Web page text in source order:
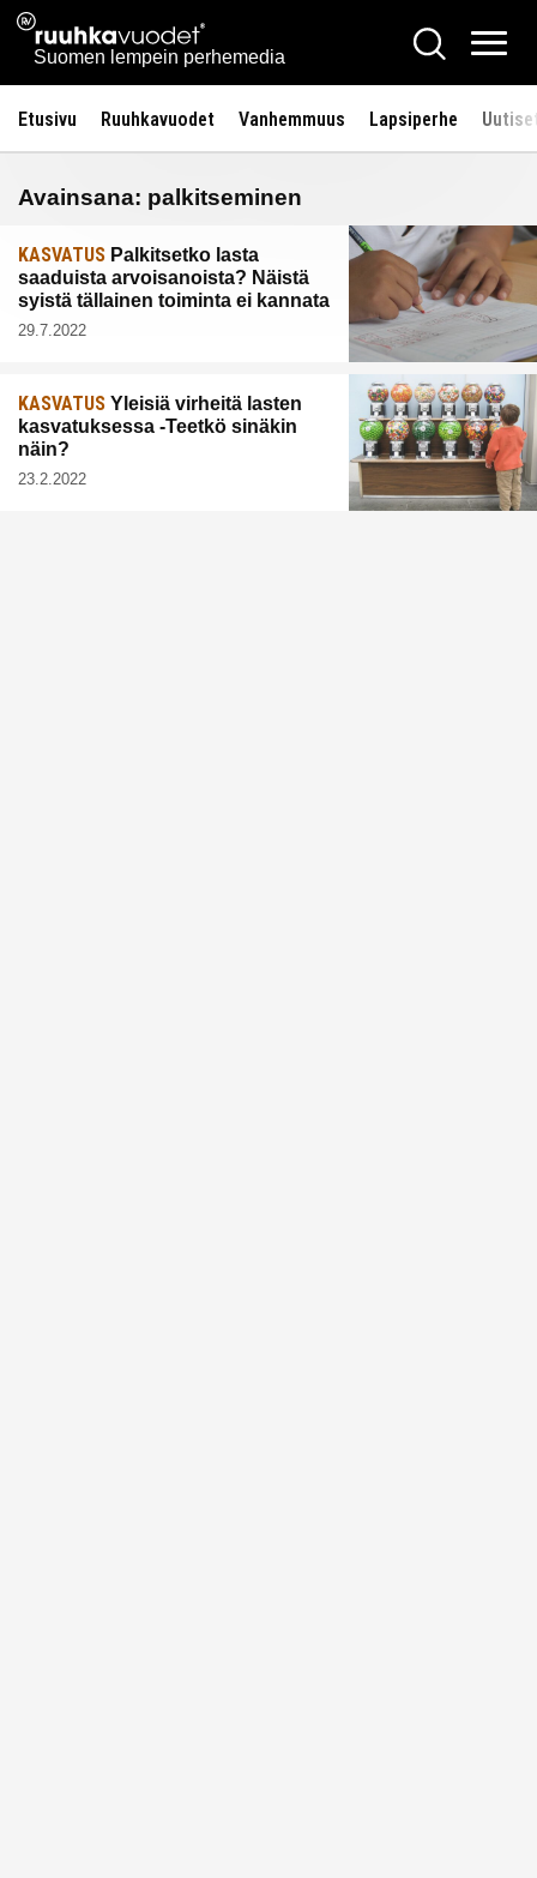
Siirry
sisältöön
Ruuhkavuodet.fi
Suomen lempein perhemedia
Hae
Etusivu Ruuhkavuodet Vanhemmuus Lapsiperhe
Avainsana: palkitseminen
KASVATUS Palkitsetko lasta
saaduista arvoisanoista? Näistä
syistä tällainen toiminta ei kannata
29.7.2022
KASVATUS Yleisiä virheitä lasten
kasvatuksessa -Teetkö sinäkin
näin?
23.2.2022